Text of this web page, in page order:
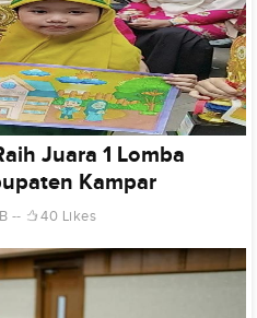
Juara 1 Lomba
Kampar
40 Likes